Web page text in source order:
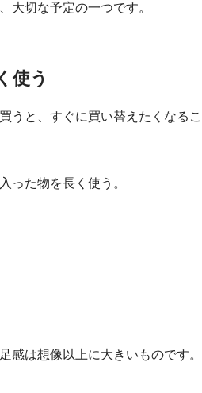
大切な予定の一つです。
使う
うと、すぐに買い替えたくなるこ
った物を長く使う。
感は想像以上に大きいものです。